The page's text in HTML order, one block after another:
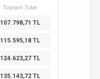
Toplam Tutar
107.798,71 TL
115.595,18 TL
124.623,27 TL
135.143,72 TL